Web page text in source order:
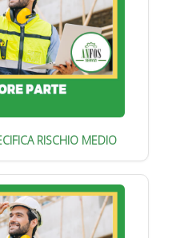
RISCHIO MEDIO